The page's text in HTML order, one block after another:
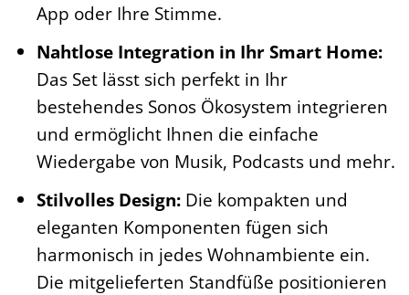
App oder Ihre Stimme.
Nahtlose Integration in Ihr Smart Home:
Das Set lässt sich perfekt in Ihr
bestehendes Sonos Ökosystem integrieren
und ermöglicht Ihnen die einfache
Wiedergabe von Musik, Podcasts und mehr.
Stilvolles Design:Die kompakten und
eleganten Komponenten fügen sich
harmonisch in jedes Wohnambiente ein.
Die mitgelieferten Standfüße positionieren